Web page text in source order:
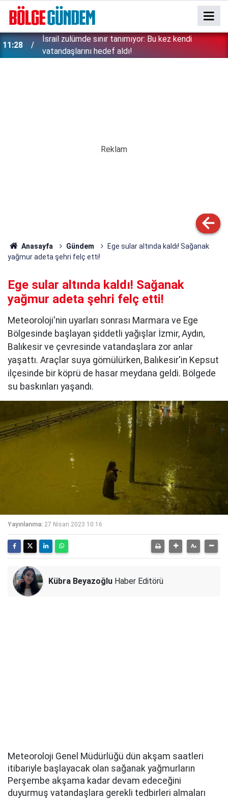
11:28
İsrail zulümde sınır tanımıyor: Bu kez kendi
vatandaşlarını hedef aldı!
Anasayfa Gündem
Ege sular altında kaldı! Sağanak
yağmur adeta şehri felç etti!
Ege sular altında kaldı! Sağanak
yağmur adeta şehri felç etti!
Meteoroloji'nin uyarları sonrası Marmara ve Ege
Bölgesinde başlayan şiddetli yağışlar İzmir, Aydın,
Balıkesir ve çevresinde vatandaşlara zor anlar
yaşattı. Araçlar suya gömülürken, Balıkesir'in Kepsut
ilçesinde bir köprü de hasar meydana geldi. Bölgede
su baskınları yaşandı.
Yayınlanma: 27 Nisan 2023 10:16
Kübra Beyazoğlu Haber Editörü
Meteoroloji Genel Müdürlüğü dün akşam saatleri
itibariyle başlayacak olan sağanak yağmurların
Perşembe akşama kadar devam edeceğini
duyurmuş vatandaşlara gerekli tedbirleri almaları